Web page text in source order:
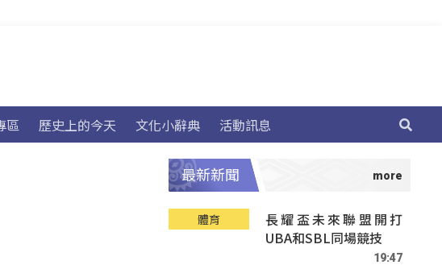
區 歷史上的今天 文化小辭典 活動訊息
最新新聞
體育
長耀盃未來聯盟開打
UBA和SBL同場競技
19:47